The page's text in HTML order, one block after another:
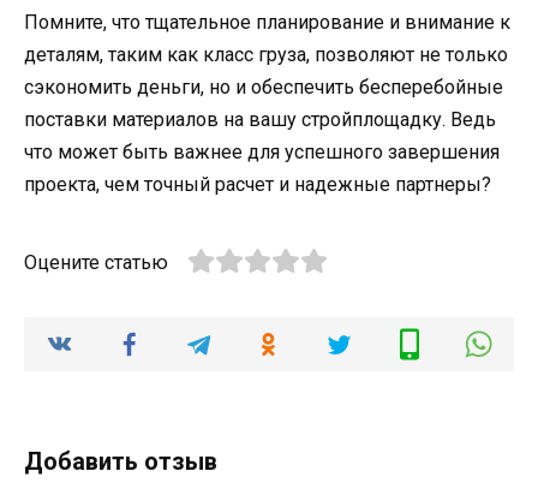
Помните, что тщательное планирование и внимание к
деталям, таким как класс груза, позволяют не только
сэкономить деньги, но и обеспечить бесперебойные
поставки материалов на вашу стройплощадку. Ведь
что может быть важнее для успешного завершения
проекта, чем точный расчет и надежные партнеры?
Оцените статью
Добавить отзыв